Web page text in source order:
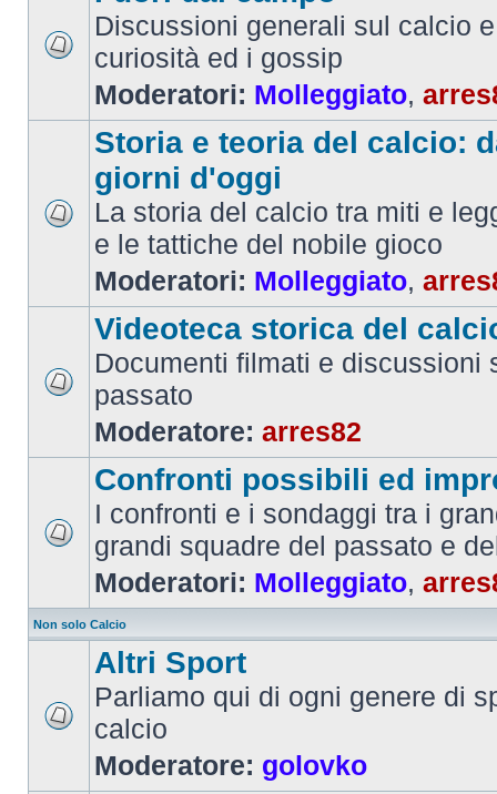
Discussioni generali sul calcio
curiosità ed i gossip
Moderatori: Molleggiato,
Storia e teoria del calcio:
giorni d'oggi
La storia del calcio tra miti e
e le tattiche del nobile gioco
Moderatori: Molleggiato,
Videoteca storica del
Documenti filmati e discussioni
passato
Moderatore: arres82
Confronti possibili ed
I confronti e i sondaggi tra i
grandi squadre del passato e
Moderatori: Molleggiato,
Non solo Calcio
Altri Sport
Parliamo qui di ogni genere di
calcio
Moderatore: golovko